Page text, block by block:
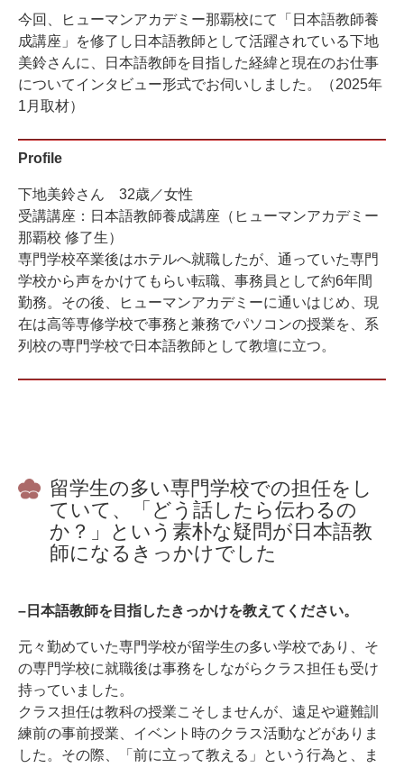
今回、ヒューマンアカデミー那覇校にて「日本語教師養
成講座」を修了し日本語教師として活躍されている下地
美鈴さんに、日本語教師を目指した経緯と現在のお仕事
についてインタビュー形式でお伺いしました。（2025年
1月取材）
Profile
下地美鈴さん 32歳／女性
受講講座：日本語教師養成講座（ヒューマンアカデミー
那覇校 修了生）
専門学校卒業後はホテルへ就職したが、通っていた専門
学校から声をかけてもらい転職、事務員として約6年間
勤務。その後、ヒューマンアカデミーに通いはじめ、現
在は高等専修学校で事務と兼務でパソコンの授業を、系
列校の専門学校で日本語教師として教壇に立つ。
留学生の多い専門学校での担任をし
ていて、「どう話したら伝わるの
か？」という素朴な疑問が日本語教
師になるきっかけでした
–日本語教師を目指したきっかけを教えてください。
元々勤めていた専門学校が留学生の多い学校であり、そ
の専門学校に就職後は事務をしながらクラス担任も受け
持っていました。
クラス担任は教科の授業こそしませんが、遠足や避難訓
練前の事前授業、イベント時のクラス活動などがありま
した。その際、「前に立って教える」という行為と、ま